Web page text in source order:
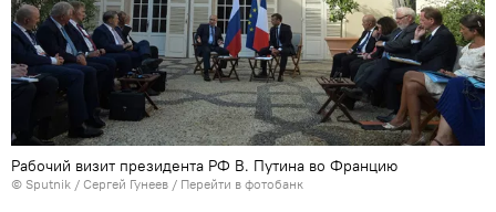
Рабочий визит президента РФ В. Путина во Францию
© Sputnik / Сергей Гунеев / Перейти в фотобанк